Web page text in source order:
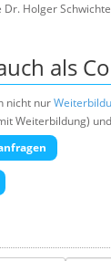
Dr. Holger
als
nicht nur
Weiterbildung) und